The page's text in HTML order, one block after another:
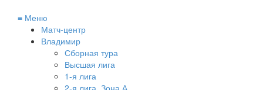
≡ Меню
Матч-центр
Владимир
Сборная тура
Высшая лига
1-я лига
2-я лига. Зона А